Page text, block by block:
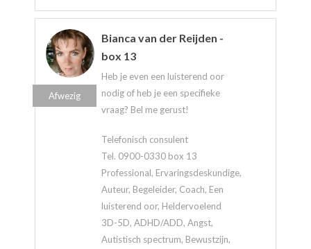
Bianca van der Reijden -
box 13
Heb je even een luisterend oor
nodig of heb je een specifieke
vraag? Bel me gerust!
Telefonisch consulent
Tel. 0900-0330 box 13
Professional, Ervaringsdeskundige,
Auteur, Begeleider, Coach, Een
luisterend oor, Heldervoelend
3D-5D, ADHD/ADD, Angst,
Autistisch spectrum, Bewustzijn,
Afwezig